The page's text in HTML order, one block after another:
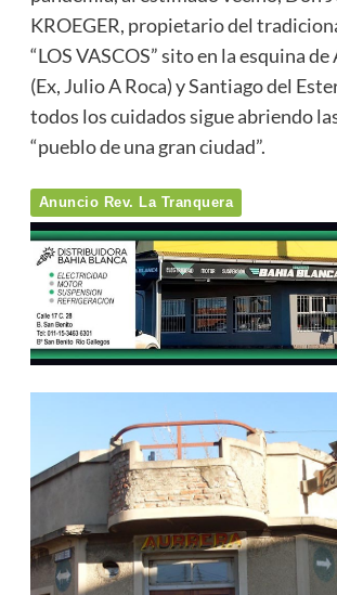
KROEGER, propietario del
“LOS VASCOS” sito en la esquina
(Ex, Julio A Roca) y Santiago del
todos los cuidados sigue abriendo
“pueblo de una gran ciudad”.
Anuncio Rev. La Tranquera